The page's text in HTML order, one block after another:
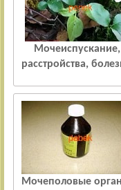
Мочеиспускание,
расстройства,
Мочеполовые